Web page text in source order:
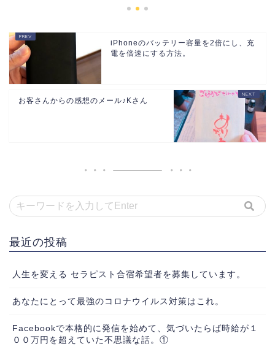
iPhoneのバッテリー容量を2倍にし、充
電を倍速にする方法。
お客さんからの感想のメール♪Kさん
最近の投稿
人生を変える セラピスト合宿希望者を募集しています。
あなたにとって最強のコロナウイルス対策はこれ。
Facebookで本格的に発信を始めて、気づいたらば時給が１
００万円を超えていた不思議な話。①